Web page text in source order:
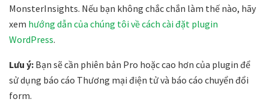
MonsterInsights. Nếu bạn không chắc chắn làm thế nào, hãy
xem hướng dẫn của chúng tôi về cách cài đặt plugin
WordPress.
Lưu ý: Bạn sẽ cần phiên bản Pro hoặc cao hơn của plugin để
sử dụng báo cáo Thương mại điện tử và báo cáo chuyển đổi
form.